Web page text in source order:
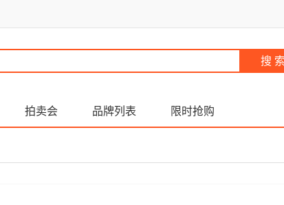
拍卖会 品牌列表 限时抢购